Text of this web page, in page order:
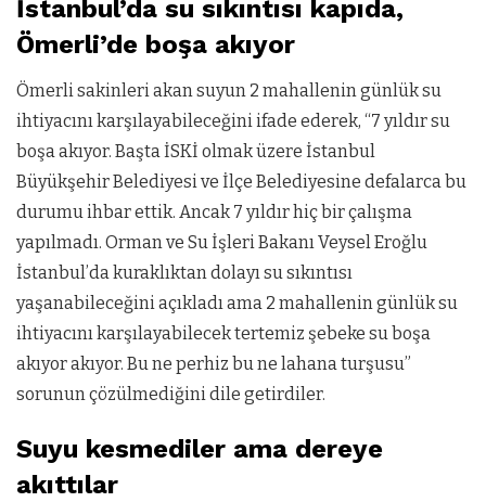
İstanbul’da su sıkıntısı kapıda,
Ömerli’de boşa akıyor
Ömerli sakinleri akan suyun 2 mahallenin günlük su
ihtiyacını karşılayabileceğini ifade ederek, “7 yıldır su
boşa akıyor. Başta İSKİ olmak üzere İstanbul
Büyükşehir Belediyesi ve İlçe Belediyesine defalarca bu
durumu ihbar ettik. Ancak 7 yıldır hiç bir çalışma
yapılmadı. Orman ve Su İşleri Bakanı Veysel Eroğlu
İstanbul’da kuraklıktan dolayı su sıkıntısı
yaşanabileceğini açıkladı ama 2 mahallenin günlük su
ihtiyacını karşılayabilecek tertemiz şebeke su boşa
akıyor akıyor. Bu ne perhiz bu ne lahana turşusu”
sorunun çözülmediğini dile getirdiler.
Suyu kesmediler ama dereye
akıttılar